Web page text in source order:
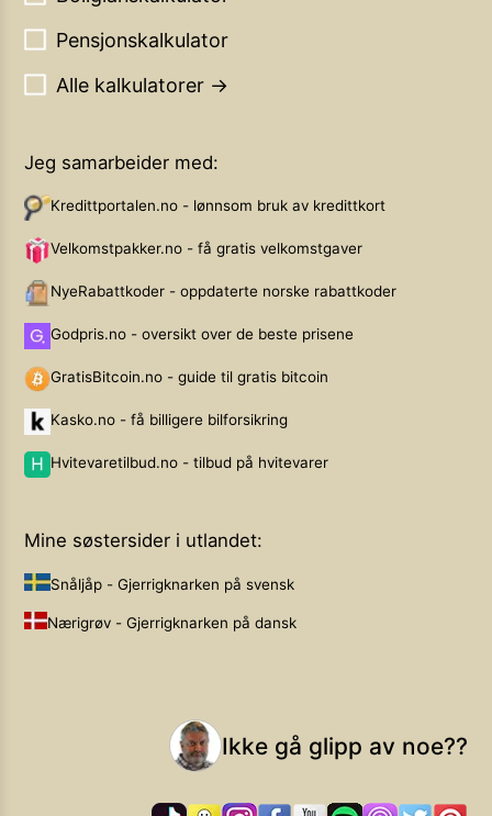
Pensjonskalkulator
Alle kalkulatorer →
Jeg samarbeider med:
Kredittportalen.no - lønnsom bruk av kredittkort
Velkomstpakker.no - få gratis velkomstgaver
NyeRabattkoder - oppdaterte norske rabattkoder
Godpris.no - oversikt over de beste prisene
GratisBitcoin.no - guide til gratis bitcoin
Kasko.no - få billigere bilforsikring
Hvitevaretilbud.no - tilbud på hvitevarer
Mine søstersider i utlandet:
Snåljåp - Gjerrigknarken på svensk
Nærigrøv - Gjerrigknarken på dansk
Ikke gå glipp av noe??